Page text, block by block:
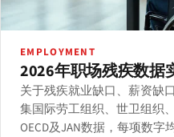
EMPLOYMENT
2026年职场残疾数据
关于残疾就业缺口、薪资缺
集国际劳工组织、世卫组织
OECD及JAN数据，每项数字